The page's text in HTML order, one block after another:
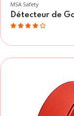
MSA Safety
Détecteur de